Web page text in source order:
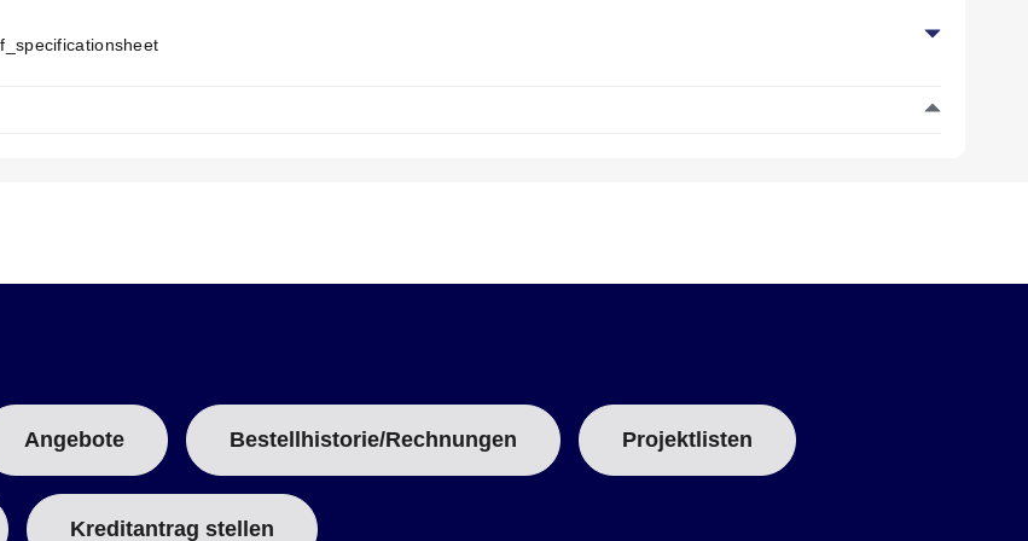
Angebote Bestellhistorie/Rechnungen Projektlisten
Kreditantrag stellen